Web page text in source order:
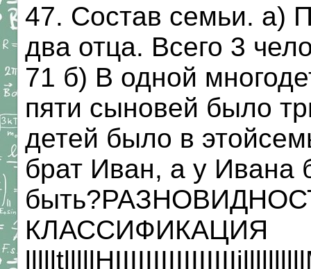
47. Состав семьи. а)
два отца. Всего 3
71 б) В одной
пяти сыновей было
детей было в
брат Иван, а у Ивана
КЛАССИФИКАЦИЯ